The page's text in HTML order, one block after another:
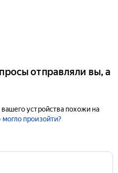
отправляли вы, а
устройства похожи на
произойти?